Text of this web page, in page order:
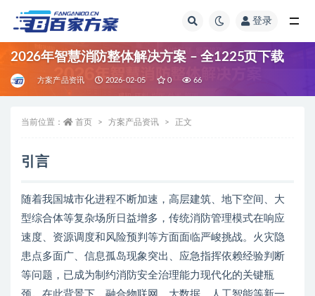
登录
2026年智慧消防整体解决方案 – 全1225页下载
方案产品资讯 2026-02-05 0 66
当前位置： 首页 方案产品资讯 正文
引言
随着我国城市化进程不断加速，高层建筑、地下空间、大
型综合体等复杂场所日益增多，传统消防管理模式在响应
速度、资源调度和风险预判等方面面临严峻挑战。火灾隐
患点多面广、信息孤岛现象突出、应急指挥依赖经验判断
等问题，已成为制约消防安全治理能力现代化的关键瓶